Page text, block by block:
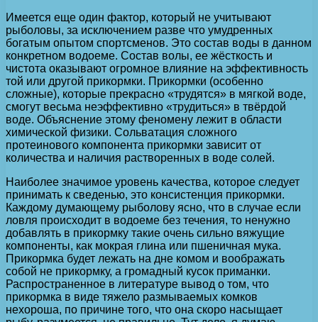
Имеется еще один фактор, который не учитывают
рыболовы, за исключением разве что умудренных
богатым опытом спортсменов. Это состав воды в данном
конкретном водоеме. Состав волы, ее жёсткость и
чистота оказывают огромное влияние на эффективность
той или другой прикормки. Прикормки (особенно
сложные), которые прекрасно «трудятся» в мягкой воде,
смогут весьма неэффективно «трудиться» в твёрдой
воде. Объяснение этому феномену лежит в области
химической физики. Сольватация сложного
протеинового компонента прикормки зависит от
количества и наличия растворенных в воде солей.
Наиболее значимое уровень качества, которое следует
принимать к сведенью, это консистенция прикормки.
Каждому думающему рыболову ясно, что в случае если
ловля происходит в водоеме без течения, то ненужно
добавлять в прикормку такие очень сильно вяжущие
компоненты, как мокрая глина или пшеничная мука.
Прикормка будет лежать на дне комом и воображать
собой не прикормку, а громадный кусок приманки.
Распространенное в литературе вывод о том, что
прикормка в виде тяжело размываемых комков
нехороша, по причине того, что она скоро насыщает